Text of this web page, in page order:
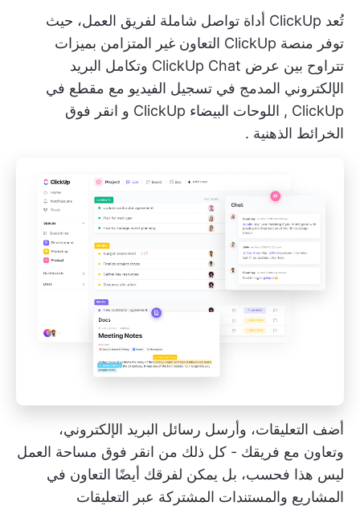
تُعد ClickUp أداة تواصل شاملة لفريق العمل، حيث
توفر منصة ClickUp
التعاون غير المتزامن بميزات
تتراوح بين عرض ClickUp Chat
وتكامل البريد
الإلكتروني المدمج في تسجيل الفيديو مع مقطع في
ClickUp
, اللوحات البيضاء ClickUp و انقر فوق
الخرائط الذهنية .
أضف التعليقات، وأرسل رسائل البريد الإلكتروني،
وتعاون مع فريقك - كل ذلك من انقر فوق مساحة العمل
ليس هذا فحسب، بل يمكن لفرقك أيضًا التعاون في
المشاريع والمستندات المشتركة عبر التعليقات